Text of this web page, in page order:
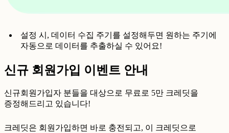
설정 시, 데이터 수집 주기를 설정해두면 원하는 주기에
자동으로 데이터를 추출하실 수 있어요!
신규 회원가입 이벤트 안내
신규회원가입자 분들을 대상으로 무료로 5만 크레딧을
증정해드리고 있습니다!
크레딧은 회원가입하면 바로 충전되고, 이 크레딧으로